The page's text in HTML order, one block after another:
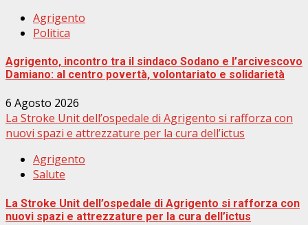
Agrigento
Politica
Agrigento, incontro tra il sindaco Sodano e l’arcivescovo
Damiano: al centro povertà, volontariato e solidarietà
6 Agosto 2026
La Stroke Unit dell’ospedale di Agrigento si rafforza con
nuovi spazi e attrezzature per la cura dell’ictus
Agrigento
Salute
La Stroke Unit dell’ospedale di Agrigento si rafforza con
nuovi spazi e attrezzature per la cura dell’ictus